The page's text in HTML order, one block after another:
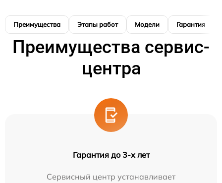
Преимущества Этапы работ Модели Гарантия
Преимущества сервис-
центра
Гарантия до 3-х лет
Сервисный центр устанавливает